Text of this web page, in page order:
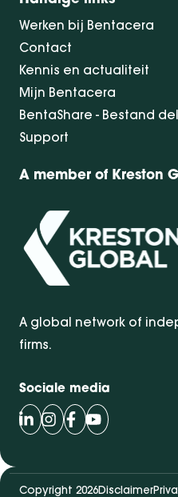
Werken bij Bentacera
Contact
Kennis en actualiteit
Mijn Bentacera
BentaShare - Bestand
Support
A member of Kreston
A global network of
firms.
Sociale media
Volg Bentacera op
Volg Bentacera op
Volg Bentacera
Volg
Copyright 2026Disclaimer